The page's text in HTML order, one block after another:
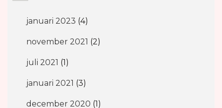
januari 2023 (4)
november 2021 (2)
juli 2021 (1)
januari 2021 (3)
december 2020 (1)